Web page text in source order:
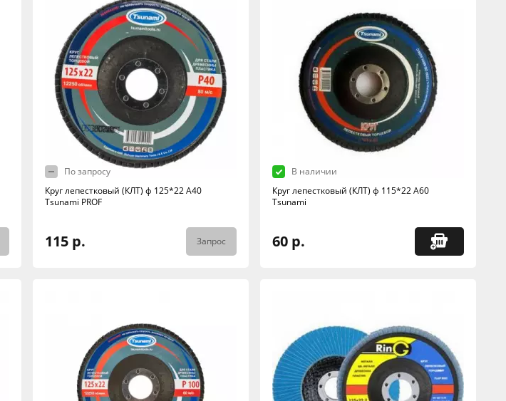
По запросу
Круг лепестковый (КЛТ) ф 125*22 А40
Tsunami PROF
115 р. Запрос
В наличии
Круг лепестковый (КЛТ) ф 115*22 А60
Tsunami
60 р.